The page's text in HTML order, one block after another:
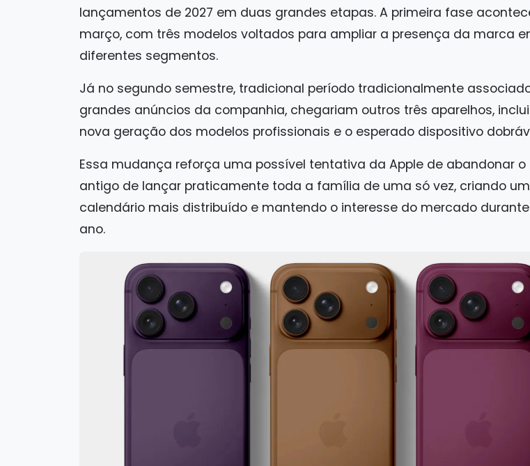
lançamentos de 2027 em duas grandes etapas. A primeira fase
março, com três modelos voltados para ampliar a presença da marca
diferentes segmentos.
Já no segundo semestre, tradicional período tradicionalmente
grandes anúncios da companhia, chegariam outros três aparelhos,
nova geração dos modelos profissionais e o esperado dispositivo
Essa mudança reforça uma possível tentativa da Apple de abandonar o
antigo de lançar praticamente toda a família de uma só vez, criando um
calendário mais distribuído e mantendo o interesse do mercado
ano.